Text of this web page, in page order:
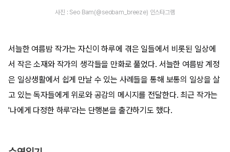
사진 : Seo Bam(@seobam_breeze) 인스타그램
서늘한 여름밤 작가는 자신이 하루에 겪은 일들에서 비롯된 일상에
서 작은 소재와 작가의 생각들을 만화로 풀었다. 서늘한 여름밤 계정
은 일상생활에서 쉽게 만날 수 있는 사례들을 통해 보통의 일상을 살
고 있는 독자들에게 위로와 공감의 메시지를 전달한다. 최근 작가는
'나에게 다정한 하루'라는 단행본을 출간하기도 했다.